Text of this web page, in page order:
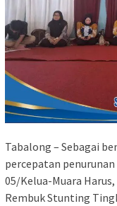
Tabalong – Sebagai
percepatan
05/Kelua-Muara
Rembuk Stunting